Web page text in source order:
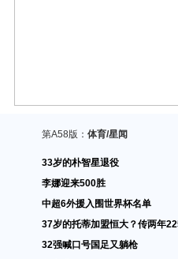
第A58版： 体育/星闻
33岁的朴智星退役
李娜迎来500胜
中超6外援入围世界杯名单
37岁的托蒂加盟恒大？传两年
32强喊口号国足又躺枪